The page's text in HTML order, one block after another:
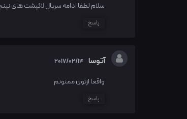
سلام لطفا ادامه سریال لاکپشت های
پاسخ
آتوسا 2017/02/14
واقعا ازتون ممنونم
پاسخ